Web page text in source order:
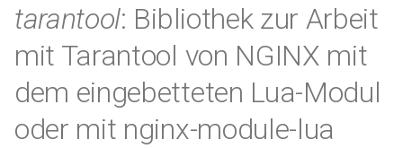
Español
Português (Brasil)
Français
Русский
h
r
device-type Variables
Examples
Troubleshooting
geoip2
Directives
Examples
Troubleshooting
pagespeed
CentOS/RHEL 7 oder
CentOS/RHEL 8+, Fedora
Linux, Amazon Linux 2023
Cache
cPanel EA4 - Proxy Cache
Leistung
Sicherheit
RHEL/CentOS wählen
NGINX-MOD - Verbesserte
NGINX mit HTTP/3, HPACK &
Gesundheitsprüfungen für
RHEL
tarantool: Bibliothek zur Arbeit
mit Tarantool von NGINX mit
dem eingebetteten Lua-Modul
oder mit nginx-module-lua